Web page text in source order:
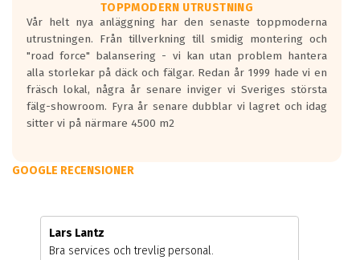
TOPPMODERN UTRUSTNING
Vår helt nya anläggning har den senaste toppmoderna
utrustningen. Från tillverkning till smidig montering och
"road force" balansering - vi kan utan problem hantera
alla storlekar på däck och fälgar. Redan år 1999 hade vi en
fräsch lokal, några år senare inviger vi Sveriges största
fälg-showroom. Fyra år senare dubblar vi lagret och idag
sitter vi på närmare 4500 m2
GOOGLE RECENSIONER
Lars Lantz
Bra services och trevlig personal.